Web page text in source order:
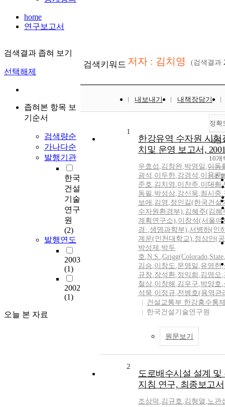
home
연구보고서
검색결과 좁혀 보기
선택해제
좁혀본 항목 보
기순서
검색량순
가나다순
발행기관
한국
건설
기술
연구
원
(2)
발행연도
2003
(1)
2002
(1)
오늘 본 자료
검색키워드 저자 : 김치영 (검색결과
내보내기 내책장담기
정확
내림
10개
조
1
한강유역 수자원 시험
치및 운영 보고서,
우효섭 ,김창완,박영일 ,이동
광석 ,이두한,강경석 ,이용곤,
준호,김치영 ,이찬주,이대희,
동필 ,박성삼,강신욱,최시중,
보애 ,김영 ,정인길(한국건설
수자원환경부),김혜주(김혜
계획연구소),이창석(서울여
경· ,생명과학부),서병하(인
계운(인천대학교),정상만(
박성제 ,박두
호,N.S.,Grigg(Colorado,State,
김승,이창도,문영일 ,유영한,
규창,장석환,정익희 ,김영오,
철상,이창해 ,김우구,박양호,
석묵,이정규,전병호(용역관
건설교통부 한강홍수통
한국건설기술연구원
원문보기
2
도로배수시설 설계 및
지침 연구, 최종보고서
조삼덕 ,김규호,김형열 ,노관